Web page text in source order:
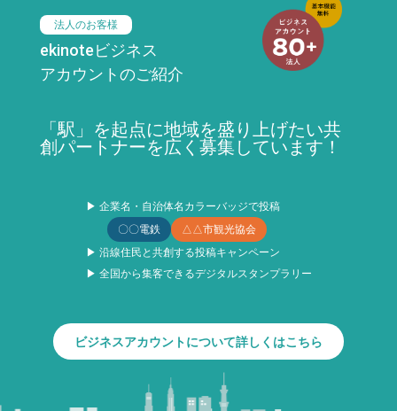
法人のお客様
ekinoteビジネス
アカウントのご紹介
「駅」を起点に地域を盛り上げたい共
創パートナーを広く募集しています！
▶ 企業名・自治体名カラーバッジで投稿
〇〇電鉄
△△市観光協会
▶ 沿線住民と共創する投稿キャンペーン
▶ 全国から集客できるデジタルスタンプラリー
ビジネスアカウントについて詳しくはこちら